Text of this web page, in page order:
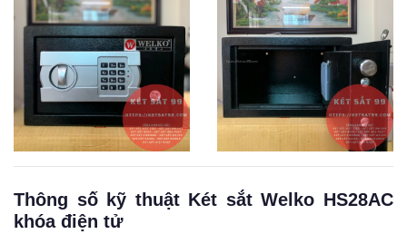
Thông số kỹ thuật Két sắt Welko HS28AC
khóa điện tử